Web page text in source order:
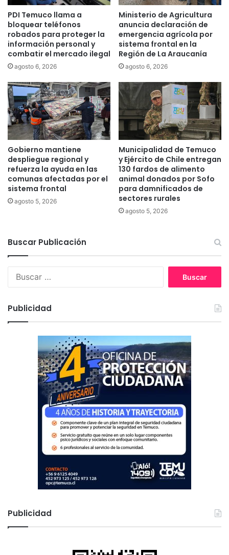
l
c
o
r
o
n
a
v
i
r
u
s
n
a
t
e
n
a
d
o
i
n
c
e
n
d
i
a
r
i
a
a
c
PDI Temuco llama a
bloquear teléfonos
robados para proteger la
información personal y
combatir el mercado ilegal
agosto 6, 2026
Ministerio de Agricultura
anuncia declaración de
emergencia agrícola por
sistema frontal en la
Región de La Araucanía
agosto 6, 2026
Gobierno mantiene
despliegue regional y
refuerza la ayuda en las
comunas afectadas por el
sistema frontal
agosto 5, 2026
Municipalidad de Temuco
y Ejército de Chile entregan
130 fardos de alimento
animal donados por Sofo
para damnificados de
sectores rurales
agosto 5, 2026
Buscar Publicación
:
Publicidad
Publicidad